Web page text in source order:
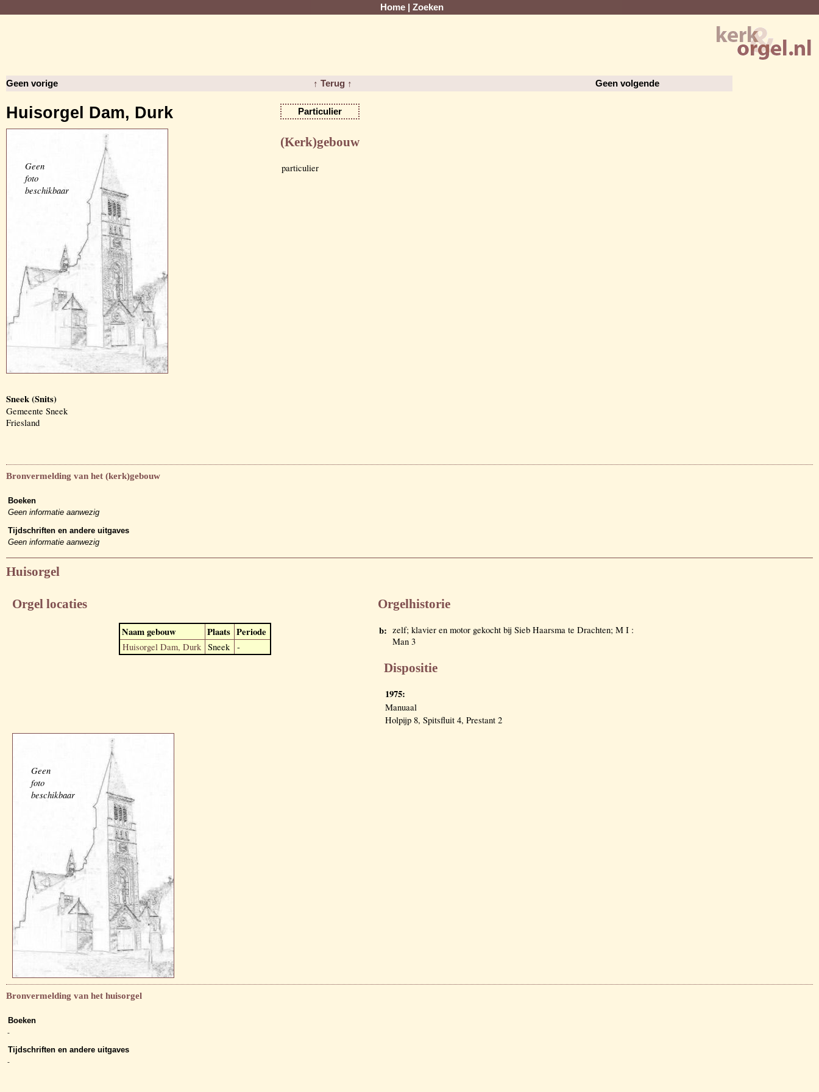
Home Zoeken
Geen vorige ↑ Terug ↑ Geen volgende
Huisorgel Dam, Durk Particulier
Geen
foto
beschikbaar
Sneek (Snits)
Gemeente Sneek
Friesland
(Kerk)gebouw
particulier
Bronvermelding van het (kerk)gebouw
Boeken
Geen informatie aanwezig
Tijdschriften en andere uitgaves
Geen informatie aanwezig
Huisorgel
Orgel locaties
Naam gebouw Plaats Periode
Huisorgel Dam, Durk Sneek -
Orgelhistorie
b: zelf; klavier en motor gekocht bij Sieb Haarsma te Drachten; M I :
Man 3
Dispositie
1975:
Manuaal
Holpijp 8, Spitsfluit 4, Prestant 2
Geen
foto
beschikbaar
Bronvermelding van het huisorgel
Boeken
-
Tijdschriften en andere uitgaves
-